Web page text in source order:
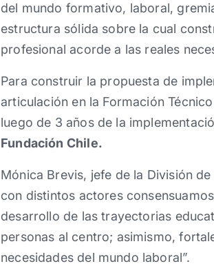
del mundo formativo, laboral,
estructura sólida sobre la cual
profesional acorde a las reales
Para construir la propuesta de
articulación en la Formación
luego de 3 años de la
Fundación Chile.
Mónica Brevis, jefe de la División
con distintos actores
desarrollo de las trayectorias
personas al centro; asimismo,
necesidades del mundo laboral”.